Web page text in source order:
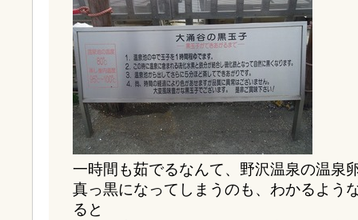
一時間も茹でるなんて、野沢温泉の温泉
真っ黒になってしまうのも、わかるよう
ると